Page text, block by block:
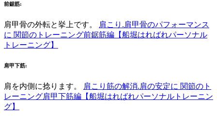
前鋸筋:
肩甲骨の外転と挙上です。
肩こり.肩甲骨のパフォーマンス
に 関節のトレーニング前鋸筋編【船堀はればれパーソナル
トレーニング】
肩甲下筋:
肩を内側に捻ります。
肩こり筋の解消.肩の安定に 関節のト
レーニング肩甲下筋編【船堀はればれパーソナルトレーニン
グ】